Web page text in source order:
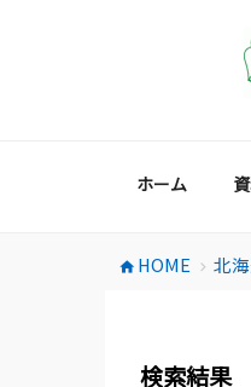
ホーム
home HOME chevron_right 北
検索結果